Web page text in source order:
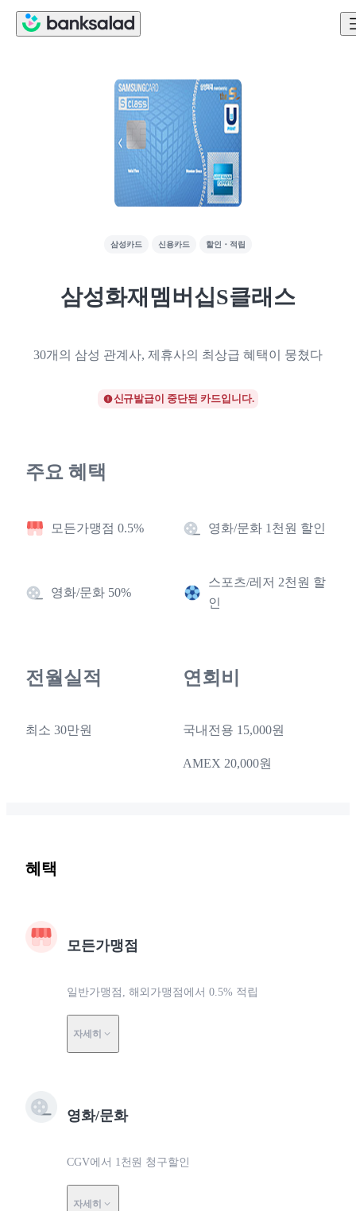
삼성카드 신용카드 할인・적립
삼성화재멤버십S클래스
30개의 삼성 관계사, 제휴사의 최상급 혜택이 뭉쳤다
신규발급이 중단된 카드입니다.
주요 혜택
모든가맹점 0.5% 영화/문화 1천원 할인
영화/문화 50%
스포츠/레저 2천원 할
인
전월실적
최소 30만원
연회비
국내전용 15,000원
AMEX 20,000원
혜택
모든가맹점
일반가맹점, 해외가맹점에서 0.5% 적립
자세히
영화/문화
CGV에서 1천원 청구할인
자세히